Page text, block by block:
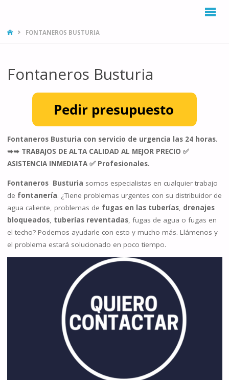
INICIOFONTANEROS BUSTURIA
Fontaneros Busturia
Fontaneros Busturia con servicio de urgencia las 24 horas.
➥➥ TRABAJOS DE ALTA CALIDAD AL MEJOR PRECIO ✅
ASISTENCIA INMEDIATA ✅ Profesionales.
Fontaneros Busturia somos especialistas en cualquier trabajo
de fontanería. ¿Tiene problemas urgentes con su distribuidor de
agua caliente, problemas de fugas en las tuberías, drenajes
bloqueados, tuberías reventadas, fugas de agua o fugas en
el techo? Podemos ayudarle con esto y mucho más. Llámenos y
el problema estará solucionado en poco tiempo.